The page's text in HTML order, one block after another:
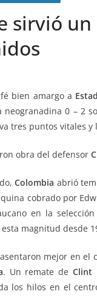
sirvió
bien amargo a
0 – 2
tres puntos vitales y
obra del defensor
Colombia abrió
cobrado por
en la
magnitud desde
mejor en
. Un remate de Clint
los hilos en el